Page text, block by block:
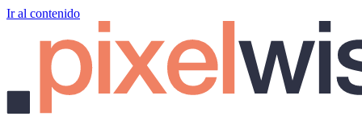
Ir al contenido